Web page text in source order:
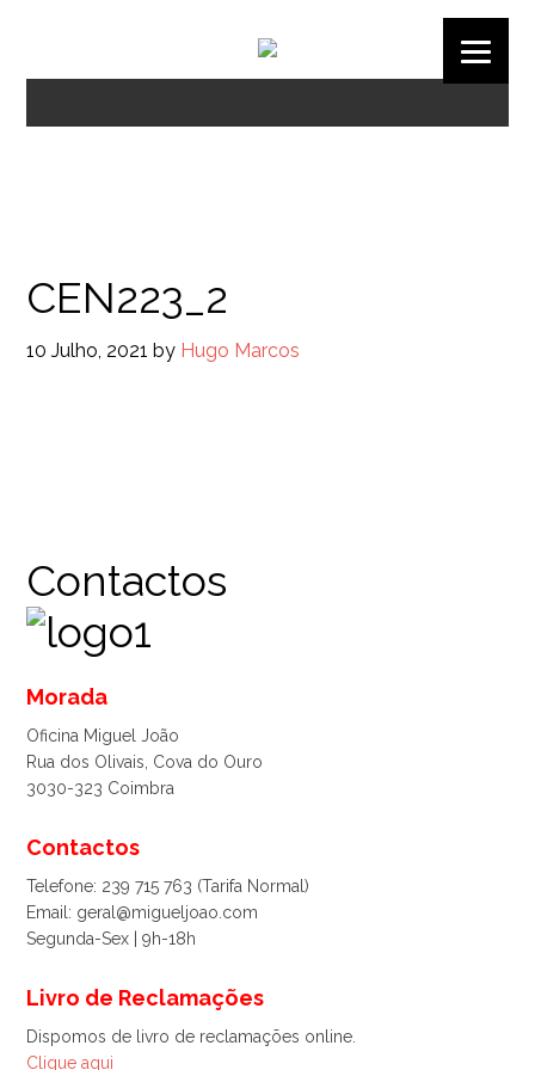
CEN223_2
10 Julho, 2021 by Hugo Marcos
Contactos
Morada
Oficina Miguel João
Rua dos Olivais, Cova do Ouro
3030-323 Coimbra
Contactos
Telefone: 239 715 763 (Tarifa Normal)
Email: geral@migueljoao.com
Segunda-Sex | 9h-18h
Livro de Reclamações
Dispomos de livro de reclamações online.
Clique aqui